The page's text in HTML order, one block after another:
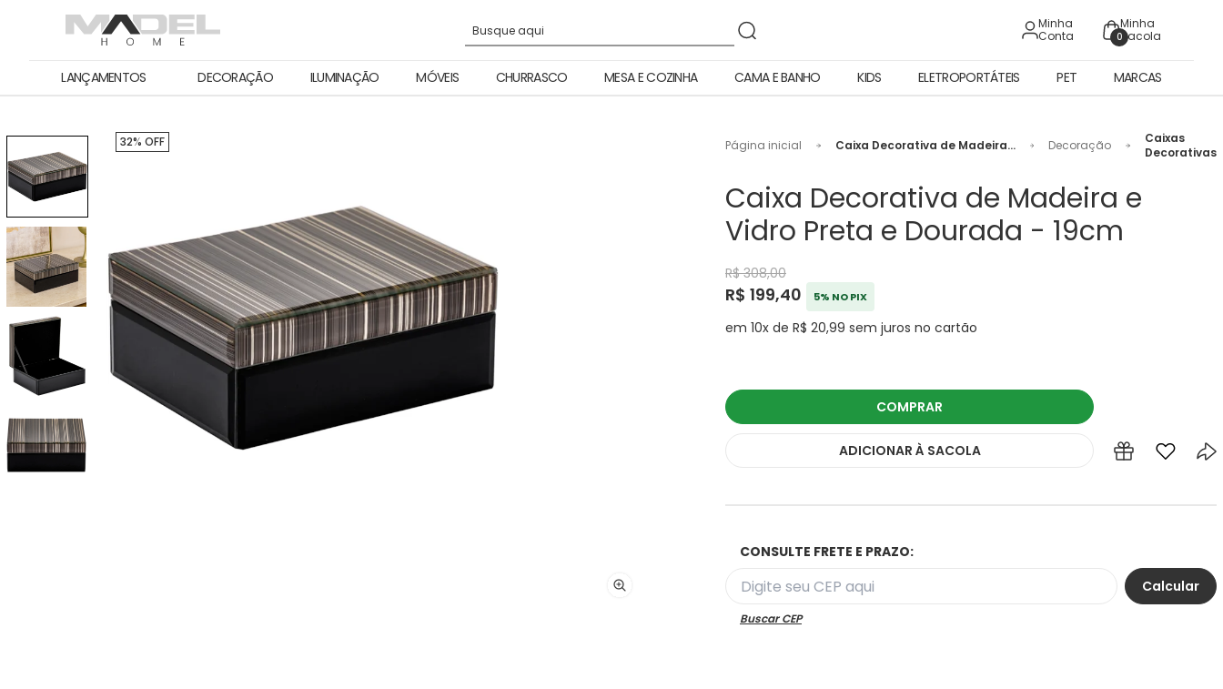
Minha
Conta
0
Minha
Sacola
LANÇAMENTOS DECORAÇÃO ILUMINAÇÃO MÓVEIS CHURRASCO MESA E COZINHA CAMA E BANHO KIDS ELETROPORTÁTEIS PET MARCAS
Página inicial
Caixa Decorativa de Madeira
Decoração
Caixas
Decorativas
Caixa Decorativa de Madeira e
Vidro Preta e Dourada - 19cm
R$ 308,00
R$ 199,40 5% NO PIX
em 10x de R$ 20,99 sem juros no cartão
32% OFF
COMPRAR
ADICIONAR À SACOLA
CONSULTE FRETE E PRAZO:
Buscar CEP